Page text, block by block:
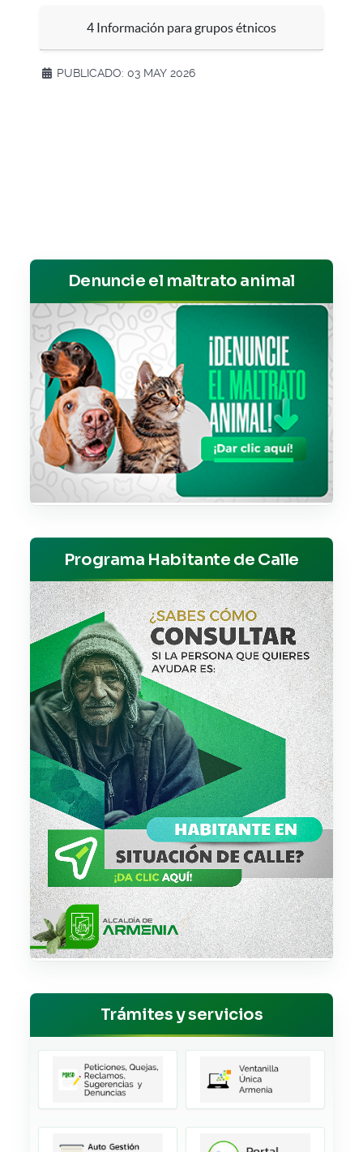
4 Información para grupos étnicos
PUBLICADO: 03 MAY 2026
Denuncie el maltrato animal
Programa Habitante de Calle
Trámites y servicios